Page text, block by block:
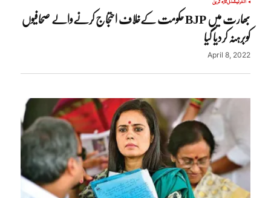
انٹرنیشنلتازہ ترین
بھارت میں BJP حکومت کےخلاف احتجاج کرنےوالے صحافیوں
کوبرہنہ کردیا گیا
April 8, 2022